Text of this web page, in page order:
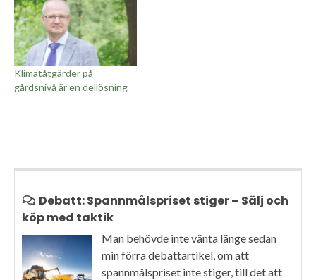
Klimatåtgärder på
gårdsnivå är en dellösning
Debatt: Spannmålspriset stiger – Sälj och
köp med taktik
Man behövde inte vänta länge sedan
min förra debattartikel, om att
spannmålspriset inte stiger, till det att